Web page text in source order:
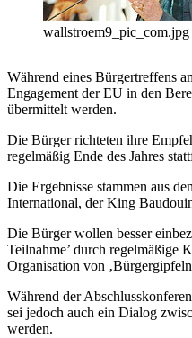
wallstroem9_pic_com.jpg
Während eines Bürgertreffens
Engagement der EU in den
übermittelt werden.
Die Bürger richteten ihre
regelmäßig Ende des Jahres
Die Ergebnisse stammen aus
International, der King
Die Bürger wollen besser
Teilnahme’ durch regelmäßige
Organisation von
Während der
sei jedoch auch ein Dialog
werden.